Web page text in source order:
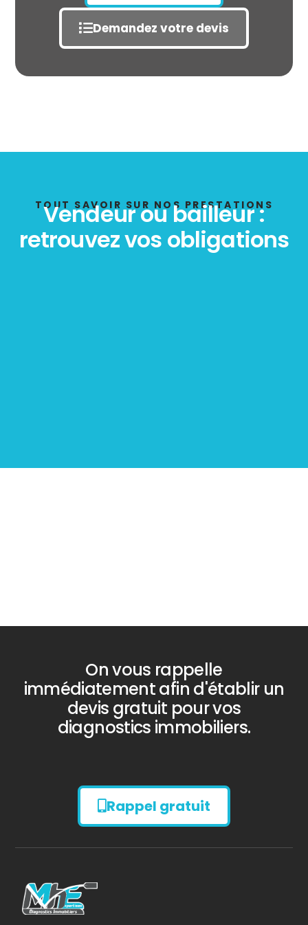
POLLUTION
DPE
Demandez votre devis
TOUT SAVOIR SUR NOS PRESTATIONS
Vendeur ou bailleur :
retrouvez vos obligations
Diagnostic
AMIANTE
On vous rappelle
immédiatement afin d'établir un
devis gratuit pour vos
diagnostics immobiliers.
Rappel gratuit